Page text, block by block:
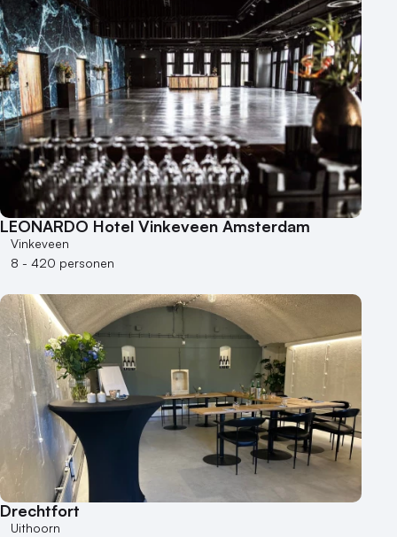
LEONARDO Hotel Vinkeveen Amsterdam
Vinkeveen
8 - 420 personen
Drechtfort
Uithoorn